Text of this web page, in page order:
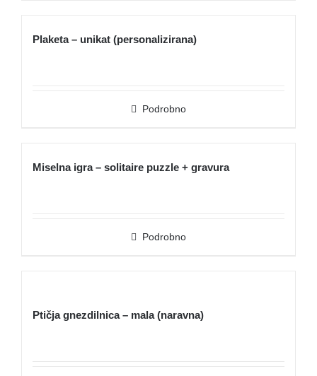
Plaketa – unikat (personalizirana)
Podrobno
Miselna igra – solitaire puzzle + gravura
Podrobno
Ptičja gnezdilnica – mala (naravna)